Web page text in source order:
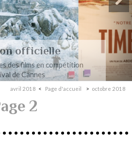
officielle
des films en compétition
de Cannes
avril 2018 Page d'accueil octobre 2018
2